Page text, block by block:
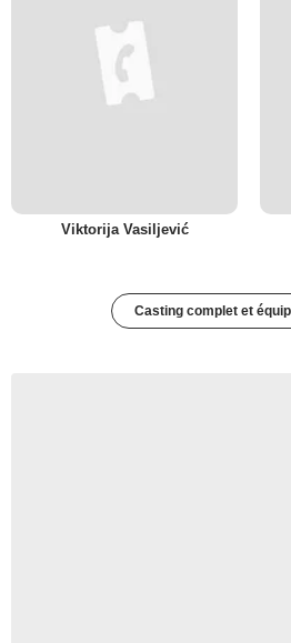
Viktorija Vasiljević
Casting complet et